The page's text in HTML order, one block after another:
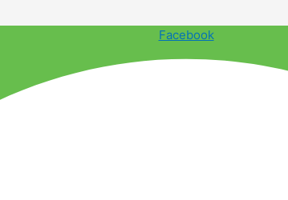
Facebook